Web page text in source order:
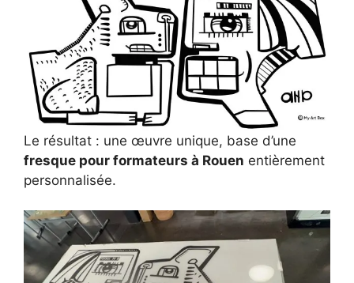
Le résultat : une œuvre unique, base d’une
fresque pour formateurs à Rouen entièrement
personnalisée.